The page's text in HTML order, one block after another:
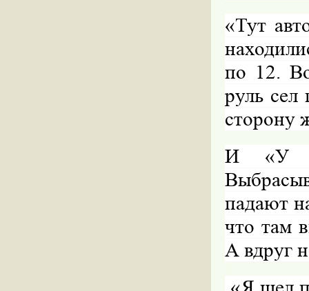
«Тут
по 12.
руль сел
сторону
И «У
падают
что там
А вдруг